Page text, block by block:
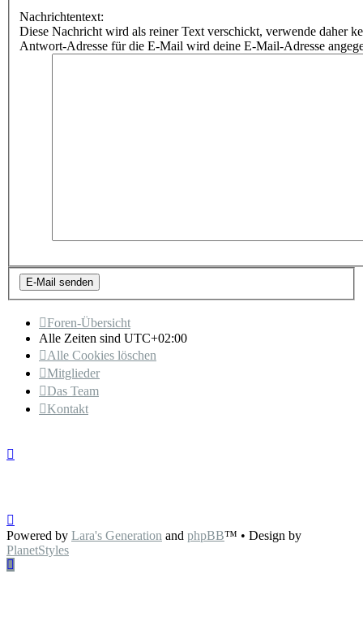
Nachrichtentext:
Diese Nachricht wird als reiner Text verschickt, verwende daher
Antwort-Adresse für die E-Mail wird deine E-Mail-Adresse
Foren-Übersicht
Alle Zeiten sind UTC+02:00
Alle Cookies löschen
Mitglieder
Das Team
Kontakt
Powered by Lara's Generation and phpBB™ • Design by
PlanetStyles